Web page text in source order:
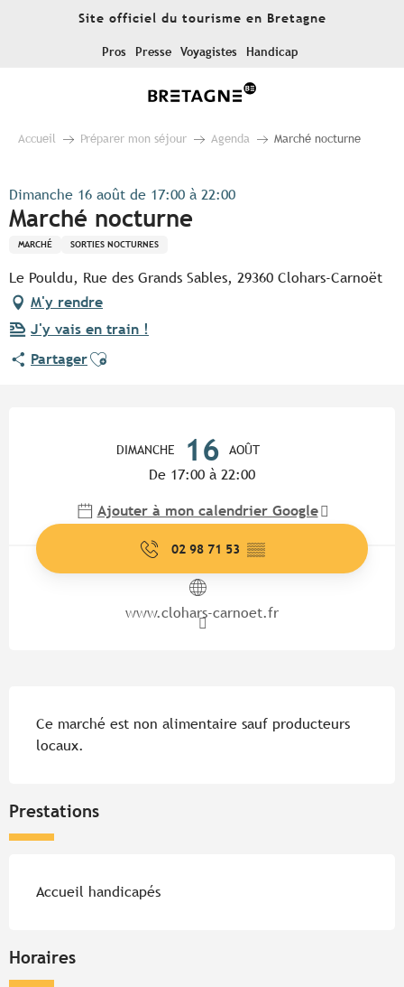
Site officiel du tourisme en Bretagne
Pros Presse Voyagistes Handicap
Accueil Préparer mon séjour Agenda Marché nocturne
Dimanche 16 août de 17:00 à 22:00
Marché nocturne
MARCHÉ SORTIES NOCTURNES
Le Pouldu, Rue des Grands Sables, 29360 Clohars-Carnoët
M'y rendre
J'y vais en train !
PartagerAjouter aux favoris
DIMANCHE 16 AOÛT
De 17:00 à 22:00
Ajouter à mon calendrier Google
02 98 71 53 ▒▒
www.clohars-carnoet.fr
Ce marché est non alimentaire sauf producteurs
locaux.
Prestations
Accueil handicapés
Horaires